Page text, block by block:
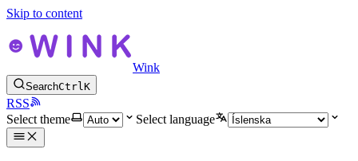
Skip to content
Wink
SearchCtrlK
RSS
Select theme
Select language